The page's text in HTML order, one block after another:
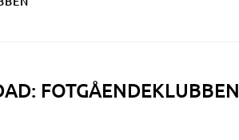
FOTGÅENDEKLUBBEN